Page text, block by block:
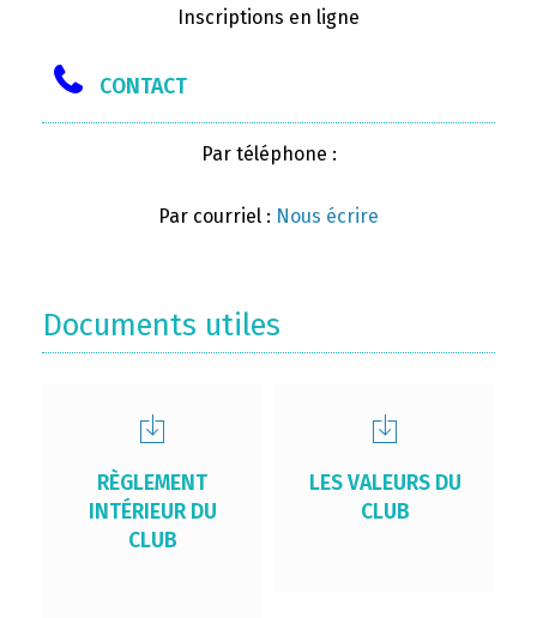
Inscriptions en ligne
CONTACT
Par téléphone :
Par courriel : Nous écrire
Documents utiles
RÈGLEMENT
INTÉRIEUR DU
CLUB
LES VALEURS DU
CLUB